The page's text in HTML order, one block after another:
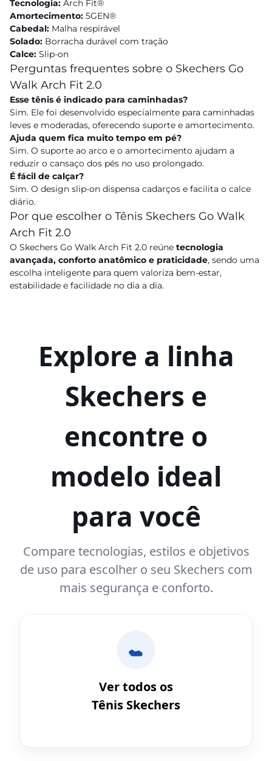
Tecnologia: Arch Fit®
Amortecimento: 5GEN®
Cabedal: Malha respirável
Solado: Borracha durável com tração
Calce: Slip-on
Perguntas frequentes sobre o Skechers Go
Walk Arch Fit 2.0
Esse tênis é indicado para caminhadas?
Sim. Ele foi desenvolvido especialmente para caminhadas
leves e moderadas, oferecendo suporte e amortecimento.
Ajuda quem fica muito tempo em pé?
Sim. O suporte ao arco e o amortecimento ajudam a
reduzir o cansaço dos pés no uso prolongado.
É fácil de calçar?
Sim. O design slip-on dispensa cadarços e facilita o calce
diário.
Por que escolher o Tênis Skechers Go Walk
Arch Fit 2.0
O Skechers Go Walk Arch Fit 2.0 reúne tecnologia
avançada, conforto anatômico e praticidade, sendo uma
escolha inteligente para quem valoriza bem-estar,
estabilidade e facilidade no dia a dia.
Explore a linha
Skechers e
encontre o
modelo ideal
para você
Compare tecnologias, estilos e objetivos
de uso para escolher o seu Skechers com
mais segurança e conforto.
Ver todos os
Tênis Skechers